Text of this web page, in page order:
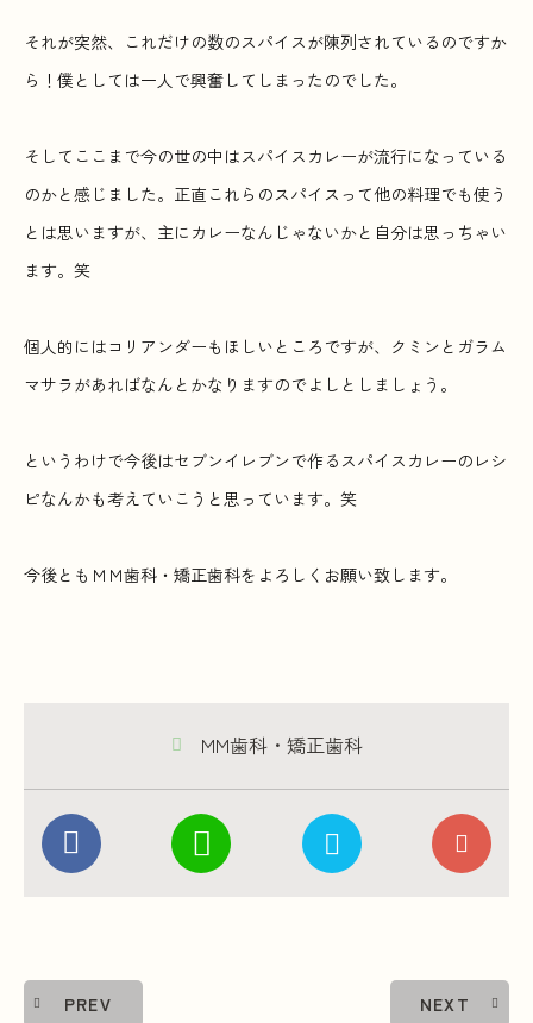
それが突然、これだけの数のスパイスが陳列されているのですか
ら！僕としては一人で興奮してしまったのでした。
そしてここまで今の世の中はスパイスカレーが流行になっている
のかと感じました。正直これらのスパイスって他の料理でも使う
とは思いますが、主にカレーなんじゃないかと自分は思っちゃい
ます。笑
個人的にはコリアンダーもほしいところですが、クミンとガラム
マサラがあればなんとかなりますのでよしとしましょう。
というわけで今後はセブンイレブンで作るスパイスカレーのレシ
ピなんかも考えていこうと思っています。笑
今後ともＭＭ歯科・矯正歯科をよろしくお願い致します。
MM歯科・矯正歯科
PREV NEXT